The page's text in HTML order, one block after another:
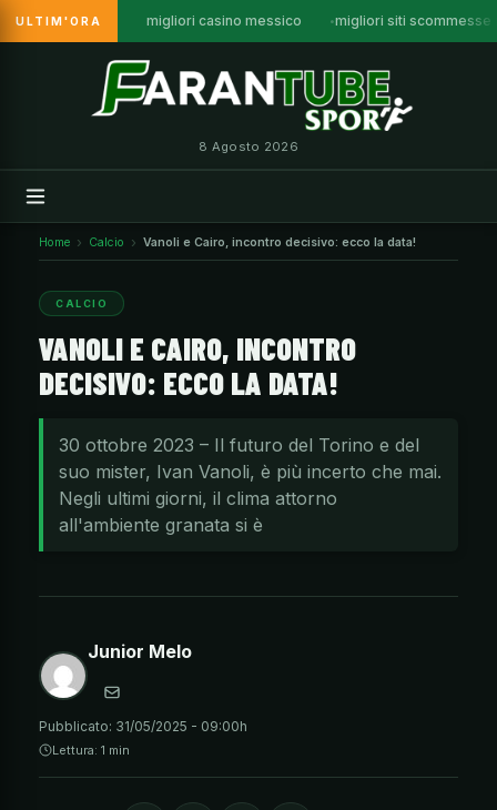
ULTIM'ORA migliori casino messico migliori siti scommesse
8 Agosto 2026
Home Calcio Vanoli e Cairo, incontro decisivo: ecco la data!
CALCIO
VANOLI E CAIRO, INCONTRO
DECISIVO: ECCO LA DATA!
30 ottobre 2023 – Il futuro del Torino e del
suo mister, Ivan Vanoli, è più incerto che mai.
Negli ultimi giorni, il clima attorno
all'ambiente granata si è
Junior Melo
Pubblicato: 31/05/2025 - 09:00h
Lettura: 1 min